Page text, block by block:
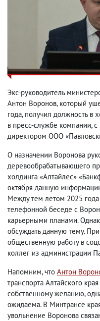
Экс-руководитель
Антон Воронов, который
года, получил должность в
в пресс-службе компании,
директором ООО
О назначении Воронова
деревообрабатывающего
холдинга «Алтайлес»
октября данную
Между тем летом 2025
телефонной беседе с
карьерными планами.
обсуждать данную тему.
общественную работу в
коллег из администрации
Напомним, что Антон
транспорта Алтайского
собственному желанию,
ожидаема. В Минтрансе
увольнение Воронова